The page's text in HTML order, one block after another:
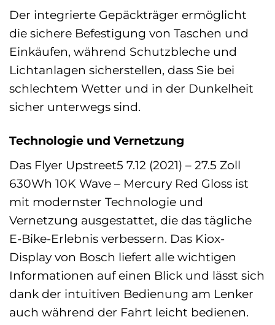
Der integrierte Gepäckträger ermöglicht
die sichere Befestigung von Taschen und
Einkäufen, während Schutzbleche und
Lichtanlagen sicherstellen, dass Sie bei
schlechtem Wetter und in der Dunkelheit
sicher unterwegs sind.
Technologie und Vernetzung
Das Flyer Upstreet5 7.12 (2021) – 27.5 Zoll
630Wh 10K Wave – Mercury Red Gloss ist
mit modernster Technologie und
Vernetzung ausgestattet, die das tägliche
E-Bike-Erlebnis verbessern. Das Kiox-
Display von Bosch liefert alle wichtigen
Informationen auf einen Blick und lässt sich
dank der intuitiven Bedienung am Lenker
auch während der Fahrt leicht bedienen.